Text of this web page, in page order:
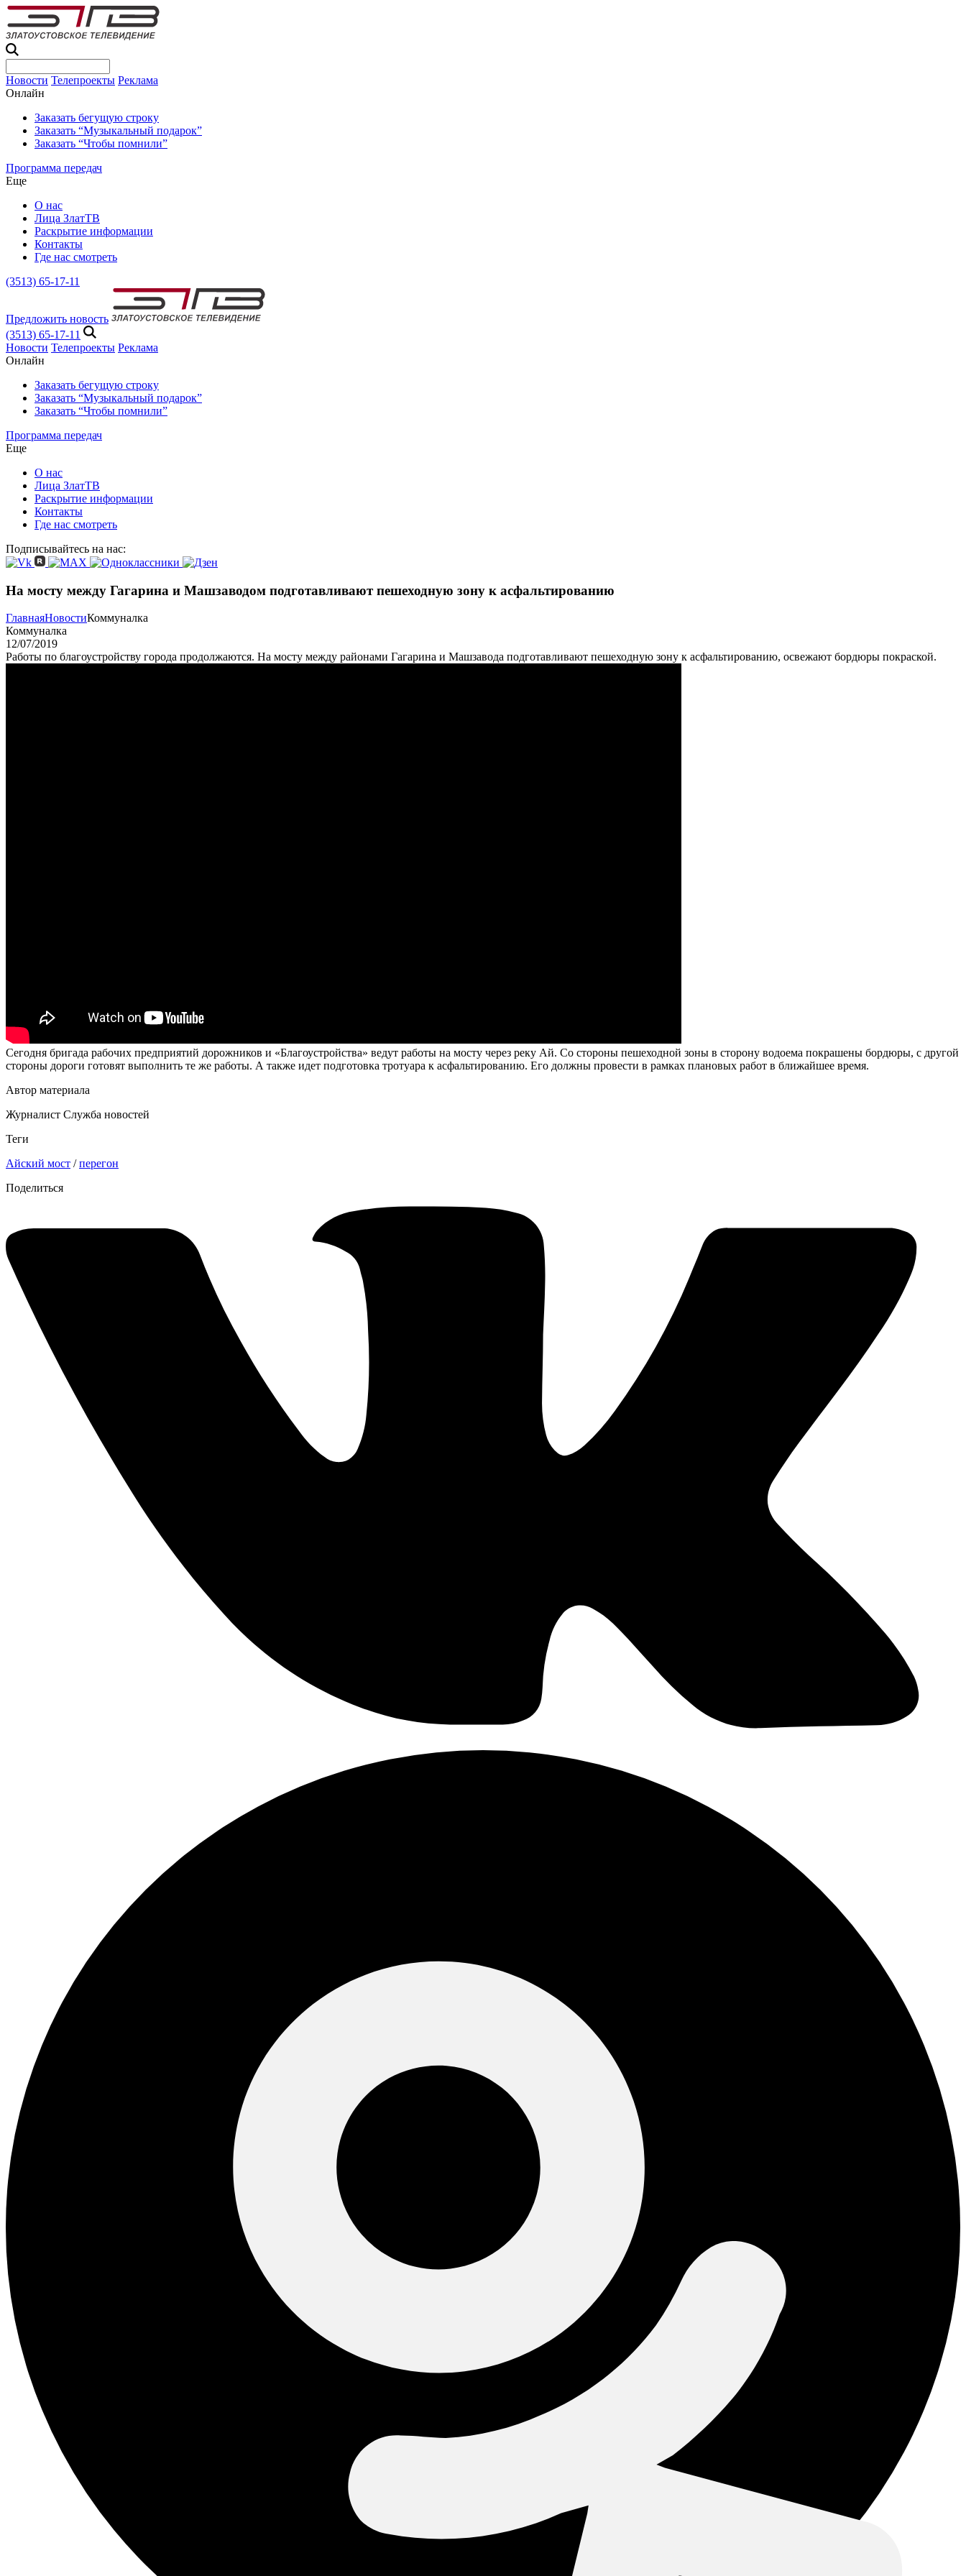
Новости Телепроекты Реклама
Онлайн
Заказать бегущую строку
Заказать “Музыкальный подарок”
Заказать “Чтобы помнили”
Программа передач
Еще
О нас
Лица ЗлатТВ
Раскрытие информации
Контакты
Где нас смотреть
(3513) 65-17-11
Предложить новость
(3513) 65-17-11
Новости Телепроекты Реклама
Онлайн
Заказать бегущую строку
Заказать “Музыкальный подарок”
Заказать “Чтобы помнили”
Программа передач
Еще
О нас
Лица ЗлатТВ
Раскрытие информации
Контакты
Где нас смотреть
Подписывайтесь на нас:
На мосту между Гагарина и Машзаводом подготавливают пешеходную зону к асфальтированию
ГлавнаяНовостиКоммуналка
Коммуналка
12/07/2019
Работы по благоустройству города продолжаются. На мосту между районами Гагарина и Машзавода подготавливают пешеходную зону к асфальтированию, освежают бордюры покраской.
Сегодня бригада рабочих предприятий дорожников и «Благоустройства» ведут работы на мосту через реку Ай. Со стороны пешеходной зоны в сторону водоема покрашены бордюры, с другой
стороны дороги готовят выполнить те же работы. А также идет подготовка тротуара к асфальтированию. Его должны провести в рамках плановых работ в ближайшее время.
Автор материала
Журналист Служба новостей
Теги
Айский мост /перегон
Поделиться